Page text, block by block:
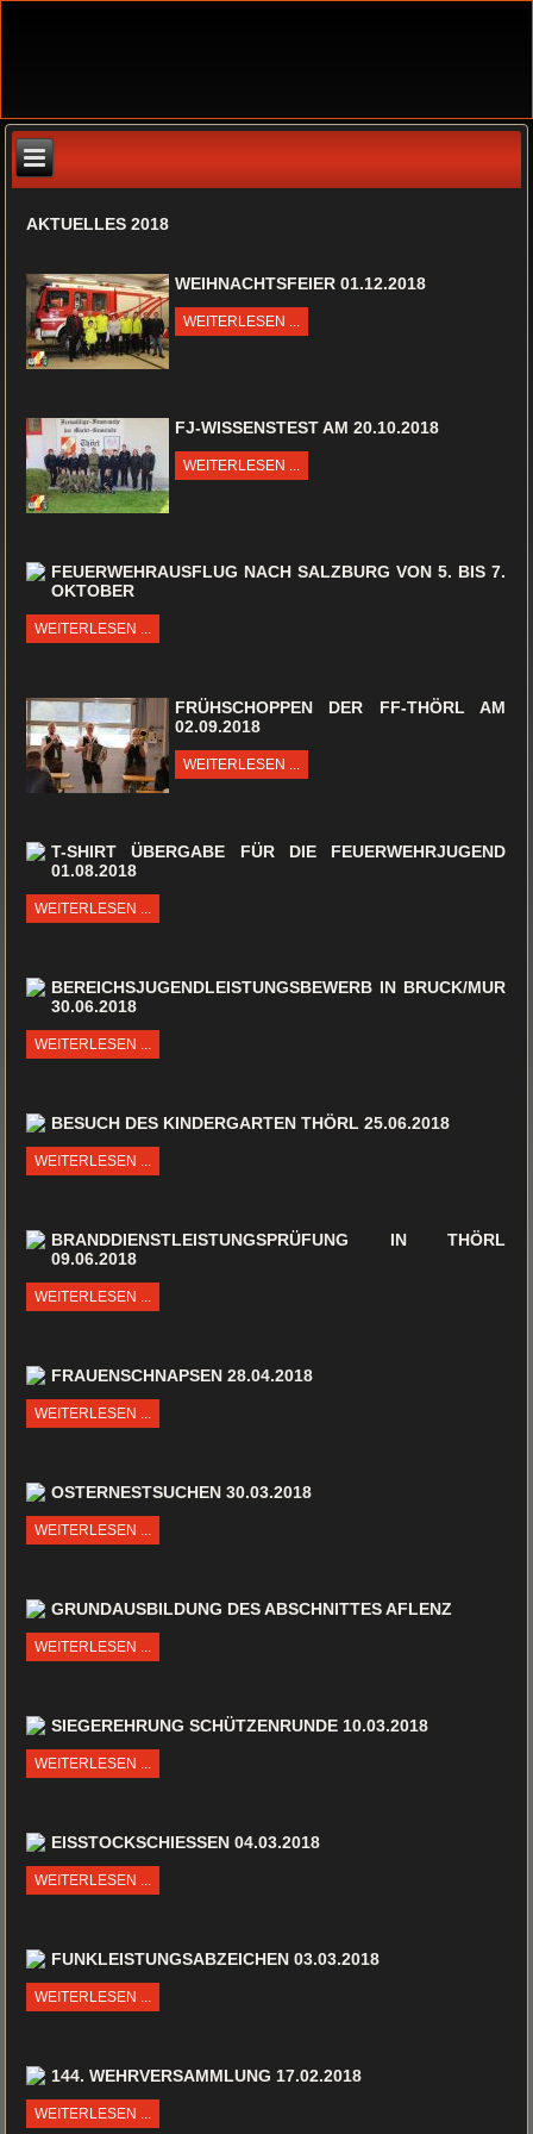
AKTUELLES 2018
WEIHNACHTSFEIER 01.12.2018
WEITERLESEN ...
FJ-WISSENSTEST AM 20.10.2018
WEITERLESEN ...
FEUERWEHRAUSFLUG NACH SALZBURG VON 5. BIS 7.
OKTOBER
WEITERLESEN ...
FRÜHSCHOPPEN DER FF-THÖRL AM
02.09.2018
WEITERLESEN ...
T-SHIRT ÜBERGABE FÜR DIE FEUERWEHRJUGEND
01.08.2018
WEITERLESEN ...
BEREICHSJUGENDLEISTUNGSBEWERB IN BRUCK/MUR
30.06.2018
WEITERLESEN ...
BESUCH DES KINDERGARTEN THÖRL 25.06.2018
WEITERLESEN ...
BRANDDIENSTLEISTUNGSPRÜFUNG IN THÖRL
09.06.2018
WEITERLESEN ...
FRAUENSCHNAPSEN 28.04.2018
WEITERLESEN ...
OSTERNESTSUCHEN 30.03.2018
WEITERLESEN ...
GRUNDAUSBILDUNG DES ABSCHNITTES AFLENZ
WEITERLESEN ...
SIEGEREHRUNG SCHÜTZENRUNDE 10.03.2018
WEITERLESEN ...
EISSTOCKSCHIESSEN 04.03.2018
WEITERLESEN ...
FUNKLEISTUNGSABZEICHEN 03.03.2018
WEITERLESEN ...
144. WEHRVERSAMMLUNG 17.02.2018
WEITERLESEN ...